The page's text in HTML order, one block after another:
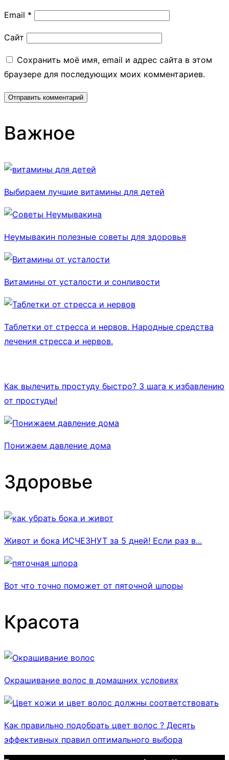
Email *
Сайт
Сохранить моё имя, email и адрес сайта в этом
браузере для последующих моих комментариев.
Важное
Выбираем лучшие витамины для детей
Неумывакин полезные советы для здоровья
Витамины от усталости и сонливости
Таблетки от стресса и нервов. Народные средства
лечения стресса и нервов.
Как вылечить простуду быстро? 3 шага к избавлению
от простуды!
Понижаем давление дома
Здоровье
Живот и бока ИСЧЕЗНУТ за 5 дней! Если раз в...
Вот что точно поможет от пяточной шпоры
Красота
Окрашивание волос в домашних условиях
Как правильно подобрать цвет волос ? Десять
эффективных правил оптимального выбора